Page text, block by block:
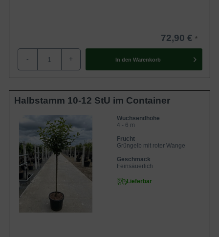
72,90 €
- + In den Warenkorb
Halbstamm 10-12 StU im Container
Wuchsendhöhe
4 - 6 m
Frucht
Grüngelb mit roter Wange
Geschmack
Feinsäuerlich
Lieferbar